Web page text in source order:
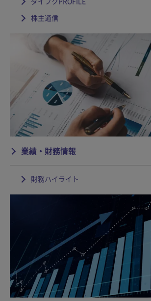
株主通信
業績・財務情報
財務ハイライト